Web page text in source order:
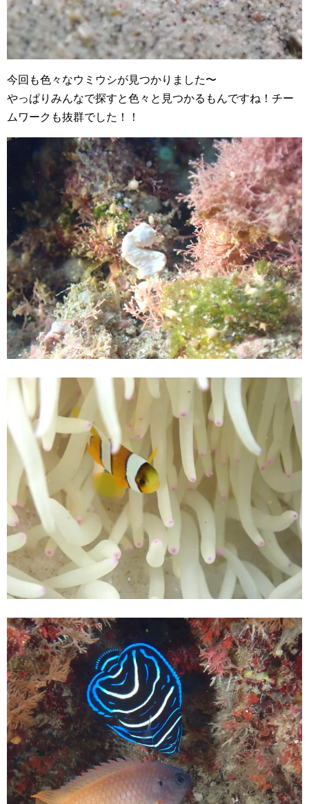
今回も色々なウミウシが見つかりました〜
やっぱりみんなで探すと色々と見つかるもんですね！チー
ムワークも抜群でした！！